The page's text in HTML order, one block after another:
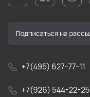
+7(495) 627-77-11
+7(926) 544-22-25